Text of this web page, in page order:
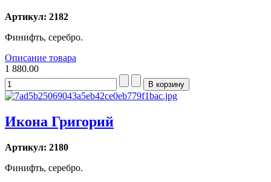
Артикул: 2182
Финифть, серебро.
Описание товара
1 880.00
Икона Григорий
Артикул: 2180
Финифть, серебро.